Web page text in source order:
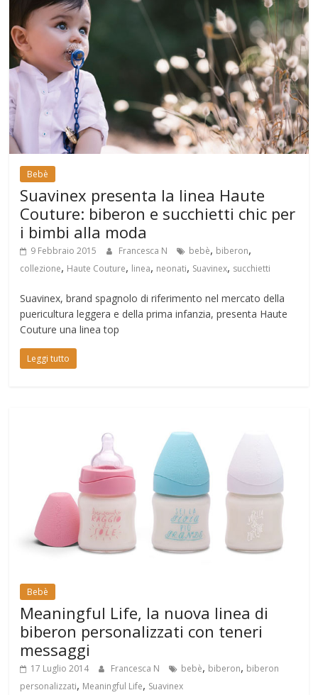
Bebè
Suavinex presenta la linea Haute
Couture: biberon e succhietti chic per
i bimbi alla moda
9 Febbraio 2015 Francesca N bebè, biberon,
collezione, Haute Couture, linea, neonati, Suavinex, succhietti
Suavinex, brand spagnolo di riferimento nel mercato della
puericultura leggera e della prima infanzia, presenta Haute
Couture una linea top
Leggi tutto
Bebè
Meaningful Life, la nuova linea di
biberon personalizzati con teneri
messaggi
17 Luglio 2014 Francesca N bebè, biberon, biberon
personalizzati, Meaningful Life, Suavinex